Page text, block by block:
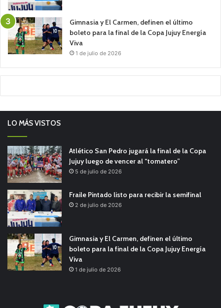
Gimnasia y El Carmen, definen el último
boleto para la final de la Copa Jujuy Energía
Viva
1 de julio de 2026
LO MÁS VISTOS
Atlético San Pedro jugará la final de la Copa
Jujuy luego de vencer al “tomatero”
5 de julio de 2026
Fraile Pintado listo para recibir la semifinal
2 de julio de 2026
Gimnasia y El Carmen, definen el último
boleto para la final de la Copa Jujuy Energía
Viva
1 de julio de 2026